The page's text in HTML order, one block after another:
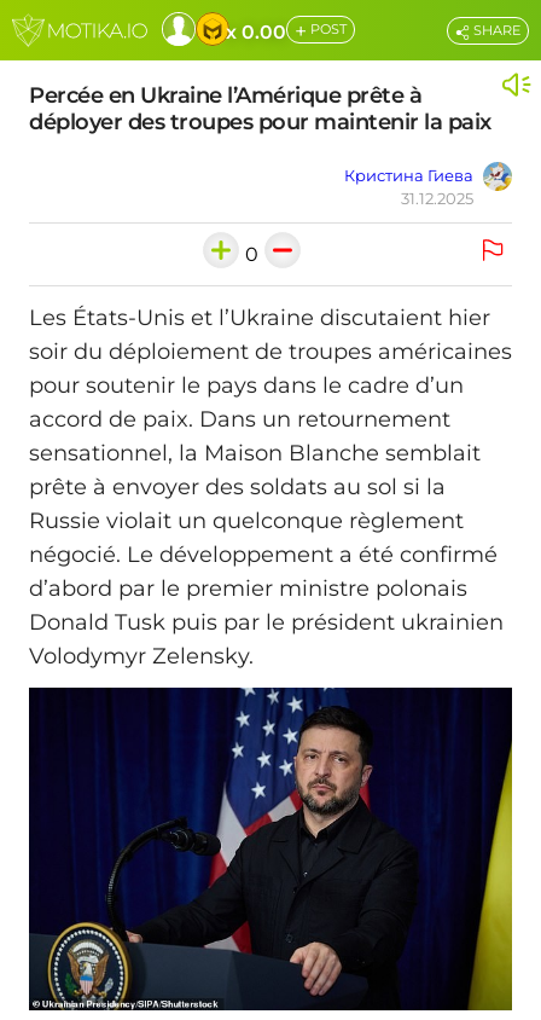
x 0.00 + POST
Percée en Ukraine l’Amérique prête à
déployer des troupes pour maintenir la paix
Кристина Гиева
31.12.2025
SHARE
0
Les États-Unis et l’Ukraine discutaient hier
soir du déploiement de troupes américaines
pour soutenir le pays dans le cadre d’un
accord de paix. Dans un retournement
sensationnel, la Maison Blanche semblait
prête à envoyer des soldats au sol si la
Russie violait un quelconque règlement
négocié. Le développement a été confirmé
d’abord par le premier ministre polonais
Donald Tusk puis par le président ukrainien
Volodymyr Zelensky.